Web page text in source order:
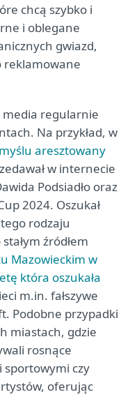
chcą szybko i
i oblegane
gwiazd,
reklamowane
media regularnie
Na przykład, w
aresztowany
w internecie
Podsiadło oraz
2024. Oszukał
rodzaju
źródłem
Mazowieckim w
która oszukała
m.in. fałszywe
Podobne przypadki
miastach, gdzie
rosnące
czy
oferując